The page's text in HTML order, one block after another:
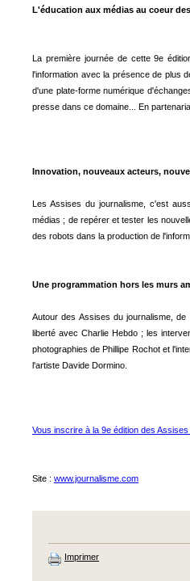
L'éducation aux médias au coeur
La première journée de cette 9e
l'information avec la présence de plus
d'une plate-forme numérique
presse dans ce domaine... En
Innovation, nouveaux acteurs,
Les Assises du journalisme, c'est
médias ; de repérer et tester les
des robots dans la production de
Une programmation hors les murs
Autour des Assises du journalisme,
liberté avec Charlie Hebdo ; les
photographies de Phillipe Rochot et
l'artiste Davide Dormino.
Vous inscrire à la 9e édition des Assises
Site : www.journalisme.com
Imprimer